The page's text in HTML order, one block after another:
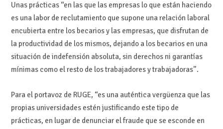
Unas prácticas “en las que las empresas lo que están haciendo
es una labor de reclutamiento que supone una relación laboral
encubierta entre los becarios y las empresas, que disfrutan de
la productividad de los mismos, dejando a los becarios en una
situación de indefensión absoluta, sin derechos ni garantías
mínimas como el resto de los trabajadores y trabajadoras”.
Para el portavoz de RUGE, “es una auténtica vergüenza que las
propias universidades estén justificando este tipo de
prácticas, en lugar de denunciar el fraude que se esconde en